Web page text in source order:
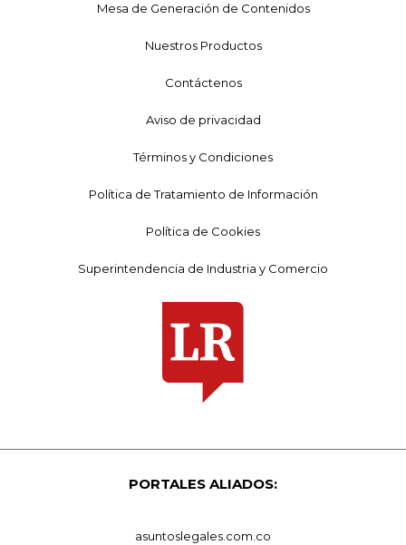
Mesa de Generación de Contenidos
Nuestros Productos
Contáctenos
Aviso de privacidad
Términos y Condiciones
Política de Tratamiento de Información
Política de Cookies
Superintendencia de Industria y Comercio
PORTALES ALIADOS:
asuntoslegales.com.co